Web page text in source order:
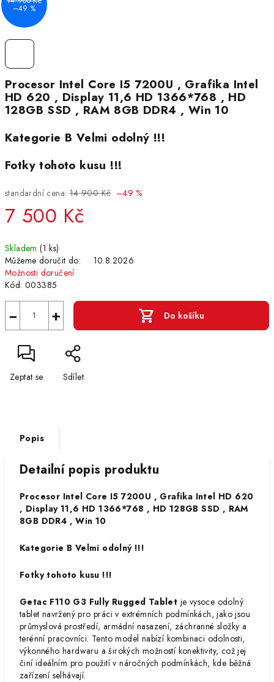
Procesor Intel Core I5 7200U , Grafika Intel
HD 620 , Display 11,6 HD 1366*768 , HD
128GB SSD , RAM 8GB DDR4 , Win 10
Kategorie B Velmi odolný !!!
Fotky tohoto kusu !!!
standardní cena: 14 900 Kč –49 %
7 500 Kč
cena:
Skladem(1 ks)
Můžeme doručit do:
10.8.2026
Možnosti doručení
Kód: 003385
+
− Do košíku
Zeptat se Sdílet
–49 %
Popis
Detailní popis produktu
Procesor Intel Core I5 7200U , Grafika Intel HD 620
, Display 11,6 HD 1366*768 , HD 128GB SSD , RAM
8GB DDR4 , Win 10
Kategorie B Velmi odolný !!!
Fotky tohoto kusu !!!
Getac F110 G3 Fully Rugged Tablet je vysoce odolný
tablet navržený pro práci v extrémních podmínkách, jako jsou
průmyslová prostředí, armádní nasazení, záchranné složky a
terénní pracovníci. Tento model nabízí kombinaci odolnosti,
výkonného hardwaru a širokých možností konektivity, což jej
činí ideálním pro použití v náročných podmínkách, kde běžná
zařízení selhávají.